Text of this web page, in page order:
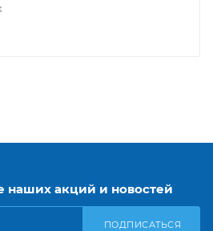
наших акций и новостей
ПОДПИСАТЬСЯ